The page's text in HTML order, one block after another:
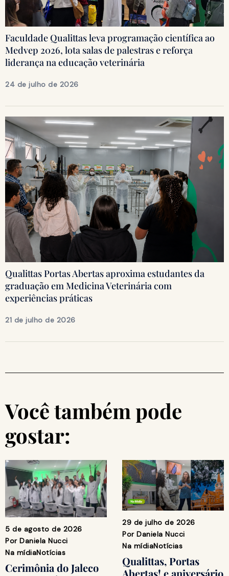
Faculdade Qualittas leva programação científica ao
Medvep 2026, lota salas de palestras e reforça
liderança na educação veterinária
24 de julho de 2026
Qualittas Portas Abertas aproxima estudantes da
graduação em Medicina Veterinária com
experiências práticas
21 de julho de 2026
Você também pode
gostar:
5 de agosto de 2026
Por Daniela Nucci
Na mídiaNotícias
Cerimônia do Jaleco
29 de julho de 2026
Por Daniela Nucci
Na mídiaNotícias
Qualittas, Portas